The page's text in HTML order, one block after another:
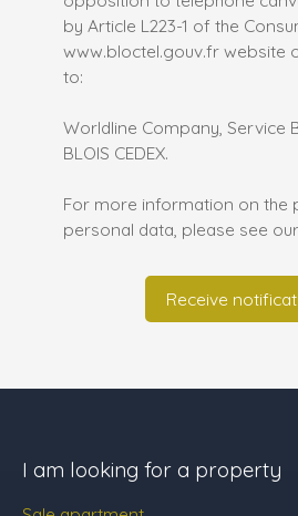
by Article L223-1 of the
www.bloctel.gouv.fr website
to:
Worldline Company, Service
BLOIS CEDEX.
For more information on the
personal data, please see our
Receive
I am looking for a property